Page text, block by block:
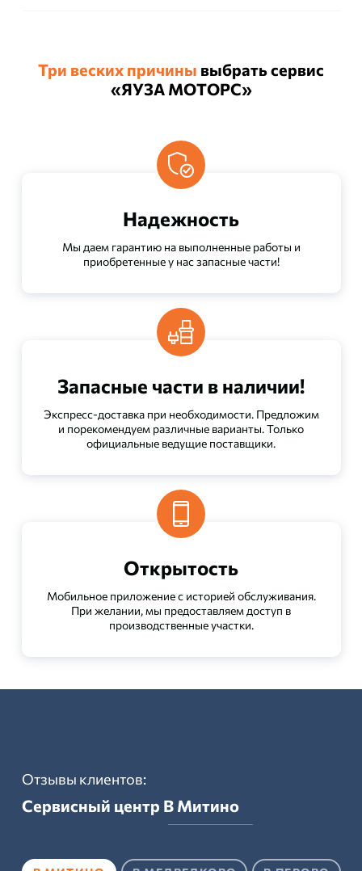
Три веских причины выбрать сервис
«ЯУЗА МОТОРС»
Надежность
Мы даем гарантию на выполненные работы и
приобретенные у нас запасные части!
Запасные части в наличии!
Экспресс-доставка при необходимости. Предложим
и порекомендуем различные варианты. Только
официальные ведущие поставщики.
Открытость
Мобильное приложение с историей обслуживания.
При желании, мы предоставляем доступ в
производственные участки.
Отзывы клиентов:
Сервисный центр В Митино